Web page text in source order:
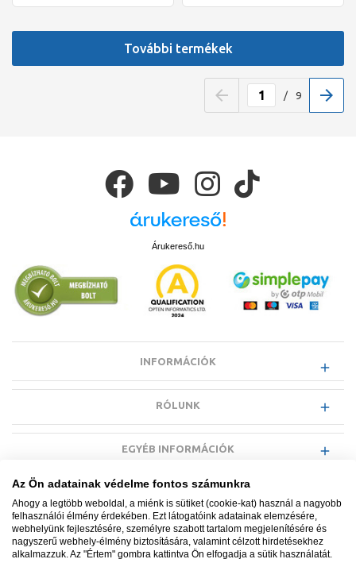
További termékek
/ 9
Árukereső.hu
INFORMÁCIÓK
RÓLUNK
EGYÉB INFORMÁCIÓK
Az Ön adatainak védelme fontos számunkra
Ahogy a legtöbb weboldal, a miénk is sütiket (cookie-kat) használ a nagyobb
felhasználói élmény érdekében. Ezt látogatóink adatainak elemzésére,
webhelyünk fejlesztésére, személyre szabott tartalom megjelenítésére és
nagyszerű webhely-élmény biztosítására, valamint célzott hirdetésekhez
alkalmazzuk. Az "Értem" gombra kattintva Ön elfogadja a sütik használatát.